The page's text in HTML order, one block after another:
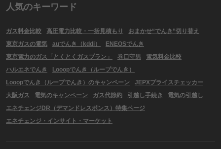
人気のキーワード
ガス料金比較 高圧電力比較・一括見積もり
おまかせ“でんき”切り替え
東京ガスの電気
auでんき（kddi）
ENEOSでんき
東京電力のガス「とくとくガスプラン」
巻口守男
電気料金比較
ハルエネでんき
Looopでんき（ループでんき）
Looopでんき（ループでんき）のキャンペーン
JEPXプライスチェッカー
大阪ガス
電気のキャンペーン ガス代節約 引越し手続き
電気の引越し
エネチェンジDR（デマンドレスポンス）特集ページ
エネチェンジ・インサイト・マーケット